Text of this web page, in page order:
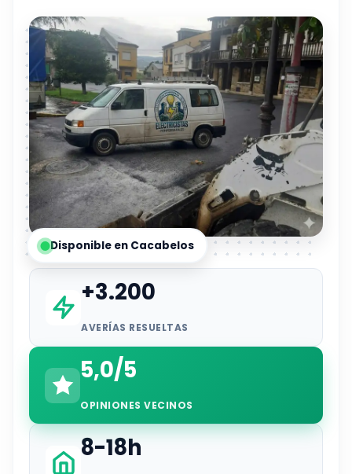
Disponible en Cacabelos
+3.200
AVERÍAS RESUELTAS
5,0/5
OPINIONES VECINOS
8-18h